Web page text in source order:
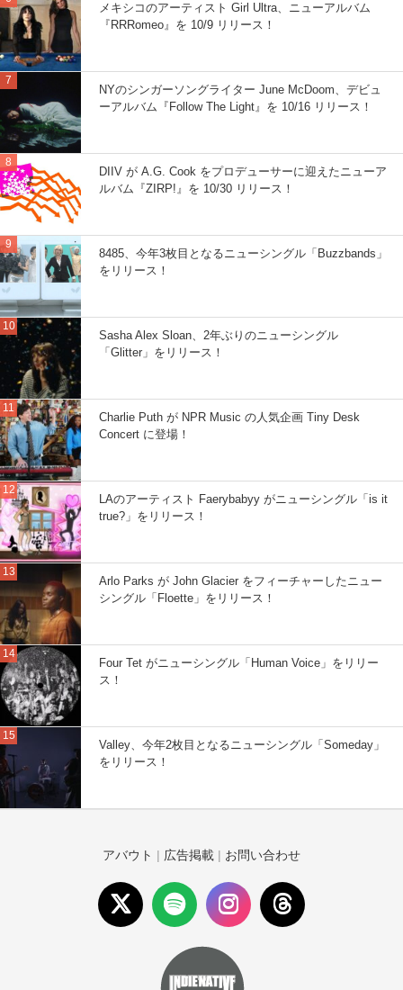
メキシコのアーティスト Girl Ultra、ニューアルバム
『RRRomeo』を 10/9 リリース！
NYのシンガーソングライター June McDoom、デビュ
ーアルバム『Follow The Light』を 10/16 リリース！
DIIV が A.G. Cook をプロデューサーに迎えたニューア
ルバム『ZIRP!』を 10/30 リリース！
8485、今年3枚目となるニューシングル「Buzzbands」
をリリース！
Sasha Alex Sloan、2年ぶりのニューシングル
「Glitter」をリリース！
Charlie Puth が NPR Music の人気企画 Tiny Desk
Concert に登場！
LAのアーティスト Faerybabyy がニューシングル「is it
true?」をリリース！
Arlo Parks が John Glacier をフィーチャーしたニュー
シングル「Floette」をリリース！
Four Tet がニューシングル「Human Voice」をリリー
ス！
Valley、今年2枚目となるニューシングル「Someday」
をリリース！
アバウト | 広告掲載 | お問い合わせ